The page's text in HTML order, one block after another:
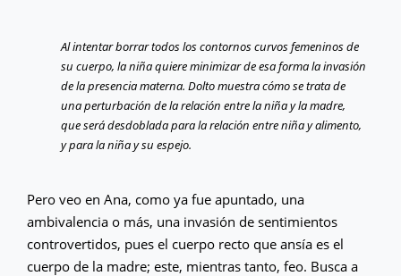
Al intentar borrar todos los contornos curvos femeninos de
su cuerpo, la niña quiere minimizar de esa forma la invasión
de la presencia materna. Dolto muestra cómo se trata de
una perturbación de la relación entre la niña y la madre,
que será desdoblada para la relación entre niña y alimento,
y para la niña y su espejo.
Pero veo en Ana, como ya fue apuntado, una
ambivalencia o más, una invasión de sentimientos
controvertidos, pues el cuerpo recto que ansía es el
cuerpo de la madre; este, mientras tanto, feo. Busca a